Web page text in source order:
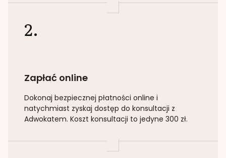
2.
Zapłać online
Dokonaj bezpiecznej płatności online i
natychmiast zyskaj dostęp do konsultacji z
Adwokatem. Koszt konsultacji to jedyne 300 zł.